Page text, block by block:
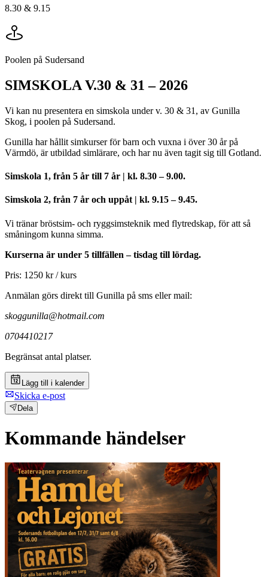
8.30 & 9.15
Poolen på Sudersand
SIMSKOLA V.30 & 31 – 2026
Vi kan nu presentera en simskola under v. 30 & 31, av Gunilla
Skog, i poolen på Sudersand.
Gunilla har hållit simkurser för barn och vuxna i över 30 år på
Värmdö, är utbildad simlärare, och har nu även tagit sig till Gotland.
Simskola 1, från 5 år till 7 år | kl. 8.30 – 9.00.
Simskola 2, från 7 år och uppåt | kl. 9.15 – 9.45.
Vi tränar bröstsim- och ryggsimsteknik med flytredskap, för att så
småningom kunna simma.
Kurserna är under 5 tillfällen – tisdag till lördag.
Pris: 1250 kr / kurs
Anmälan görs direkt till Gunilla på sms eller mail:
skoggunilla@hotmail.com
0704410217
Begränsat antal platser.
Lägg till i kalender
Skicka e-post
Dela
Kommande händelser